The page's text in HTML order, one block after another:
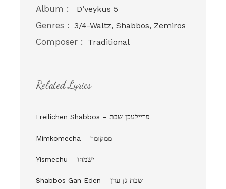
Album : D’veykus 5
Genres : 3/4-Waltz, Shabbos, Zemiros
Composer : Traditional
Related Lyrics
Freilichen Shabbos – פריילעכן שבת
Mimkomecha – ממקומך
Yismechu – ישמחו
Shabbos Gan Eden – שבת גן עדן